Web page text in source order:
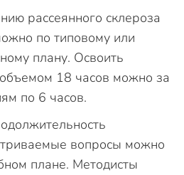
рассеянного склероза
по типовому или
плану. Освоить
18 часов можно за
по 6 часов.
вопросы можно
плане. Методисты